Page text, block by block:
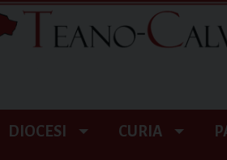
DIOCESI CURIA